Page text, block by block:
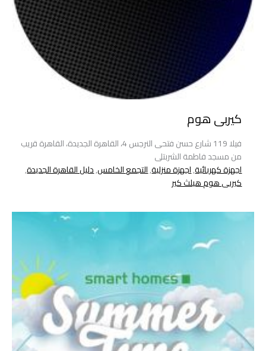
كيربى هوم
فيلا 119 شارع حسن فتحى النرجس 4، القاهرة الجديدة، القاهرة قريب
من مسجد فاطمة الشربتلى
اجهزة كهربائية,اجهزة منزلية,التجمع الخامس,دليل القاهرة الجديدة,
كيربى هوم هيلث كير